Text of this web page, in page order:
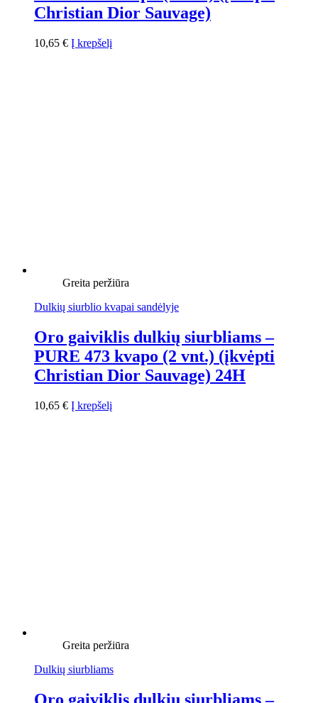
Christian Dior Sauvage)
10,65 € Į krepšelį
Greita peržiūra
Dulkių siurblio kvapai sandėlyje
Oro gaiviklis dulkių siurbliams –
PURE 473 kvapo (2 vnt.) (įkvėpti
Christian Dior Sauvage) 24H
10,65 € Į krepšelį
Greita peržiūra
Dulkių siurbliams